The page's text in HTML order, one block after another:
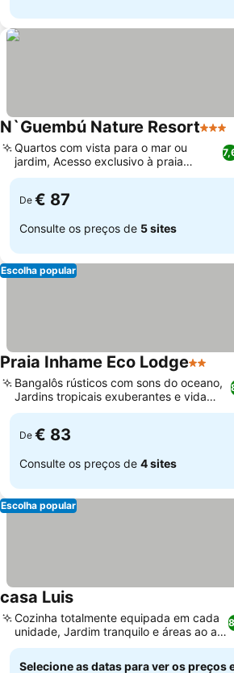
N`Guembú Nature Resort3
Quartos com vista para o mar ou
jardim, Acesso exclusivo à praia
privada
De € 87
Consulte os preços de 5 sites
Escolha popular
Praia Inhame Eco Lodge2
Bangalôs rústicos com sons do oceano,
Jardins tropicais exuberantes e vida
selvagem
De € 83
Consulte os preços de 4 sites
Escolha popular
casa Luis
Cozinha totalmente equipada em cada
unidade, Jardim tranquilo e áreas ao ar
livre
Selecione as datas para ver os preços